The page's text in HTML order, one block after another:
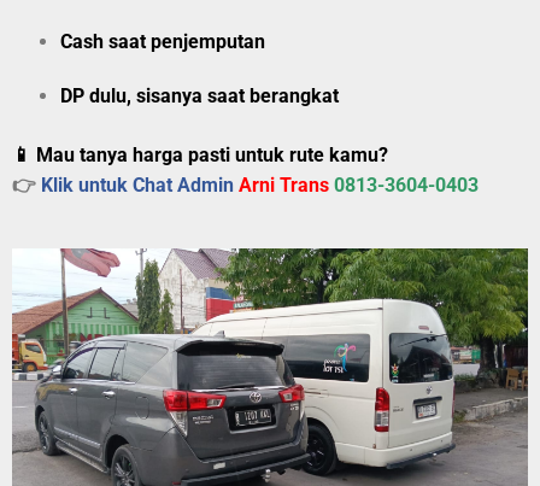
Cash saat penjemputan
DP dulu, sisanya saat berangkat
📱 Mau tanya harga pasti untuk rute kamu?
👉 Klik untuk Chat Admin Arni Trans 0813-3604-0403